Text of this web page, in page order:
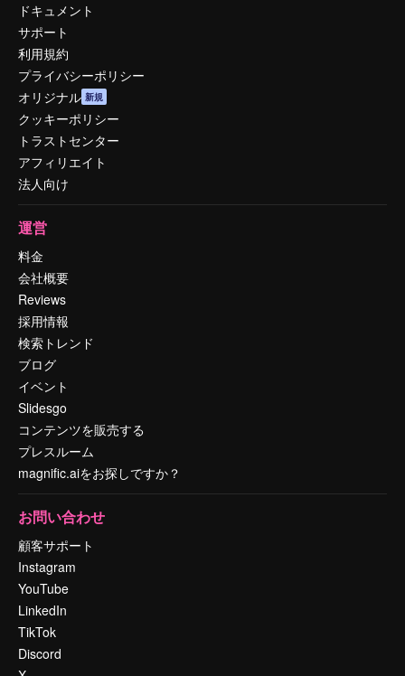
ドキュメント
サポート
利用規約
プライバシーポリシー
オリジナル 新規
クッキーポリシー
トラストセンター
アフィリエイト
法人向け
運営
料金
会社概要
Reviews
採用情報
検索トレンド
ブログ
イベント
Slidesgo
コンテンツを販売する
プレスルーム
magnific.aiをお探しですか？
お問い合わせ
顧客サポート
Instagram
YouTube
LinkedIn
TikTok
Discord